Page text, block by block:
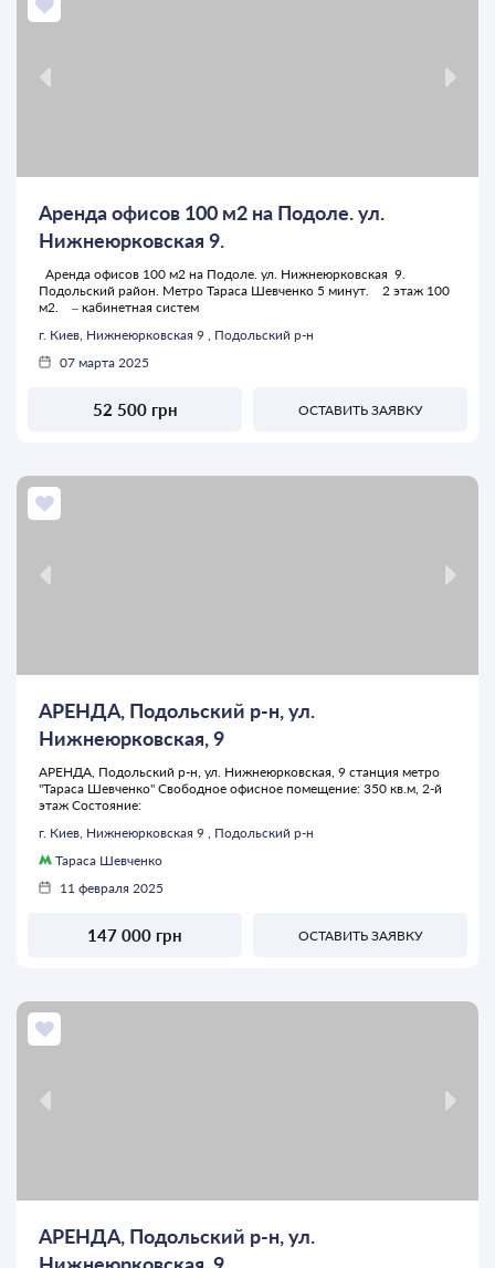
Аренда офисов 100 м2 на Подоле. ул.
Нижнеюрковская 9.
Аренда офисов 100 м2 на Подоле. ул. Нижнеюрковская 9.
Подольский район. Метро Тараса Шевченко 5 минут. 2 этаж 100
м2. – кабинетная систем
г. Киев, Нижнеюрковская 9 , Подольский р-н
07 марта 2025
52 500 грн ОСТАВИТЬ ЗАЯВКУ
АРЕНДА, Подольский р-н, ул.
Нижнеюрковская, 9
АРЕНДА, Подольский р-н, ул. Нижнеюрковская, 9 станция метро
"Тараса Шевченко" Свободное офисное помещение: 350 кв.м, 2-й
этаж Состояние:
г. Киев, Нижнеюрковская 9 , Подольский р-н
Тараса Шевченко
11 февраля 2025
147 000 грн ОСТАВИТЬ ЗАЯВКУ
АРЕНДА, Подольский р-н, ул.